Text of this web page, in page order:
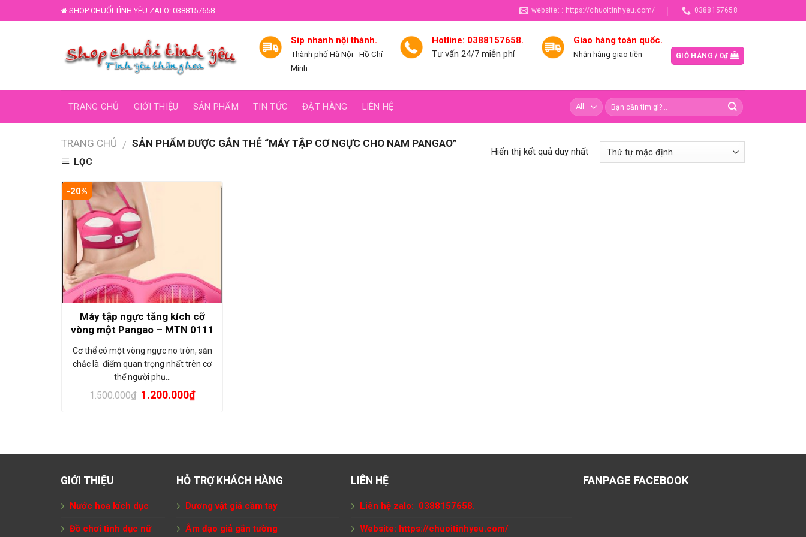
to
SHOP CHUỐI TÌNH YÊU ZALO: 0388157658 website: : https://chuoitinhyeu.com/ 0388157658
Sip nhanh nội thành.
Thành phố Hà Nội - Hồ Chí
Minh
Hotline: 0388157658.
Tư vấn 24/7 miễn phí
Giao hàng toàn quốc.
Nhận hàng giao tiền GIỎ HÀNG / 0₫
TRANG CHỦ GIỚI THIỆU SẢN PHẨM TIN TỨC ĐẶT HÀNG LIÊN HỆ
TRANG CHỦ / SẢN PHẨM ĐƯỢC GẮN THẺ “MÁY TẬP CƠ NGỰC CHO NAM PANGAO”
LỌC
Hiển thị kết quả duy nhất
-20%
Máy tập ngực tăng kích cỡ
vòng một Pangao – MTN 0111
Cơ thể có một vòng ngực no tròn, săn
chắc là điểm quan trọng nhất trên cơ
thể người phụ…
1.500.000₫ 1.200.000₫
GIỚI THIỆU
Nước hoa kích dục
Đồ chơi tình dục nữ
HỖ TRỢ KHÁCH HÀNG
Dương vật giả cầm tay
Âm đạo giả gắn tường
LIÊN HỆ
Liên hệ zalo: 0388157658.
Website: https://chuoitinhyeu.com/
FANPAGE FACEBOOK